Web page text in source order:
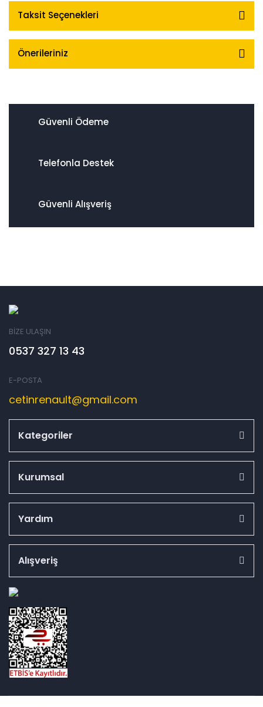
Taksit Seçenekleri
Önerileriniz
Güvenli Ödeme
Telefonla Destek
Güvenli Alışveriş
BİZE ULAŞIN
0537 327 13 43
E-POSTA
cetinrenault@gmail.com
Kategoriler
Kurumsal
Yardım
Alışveriş